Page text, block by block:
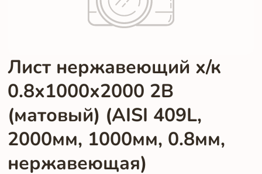
Лист нержавеющий х/к
0.8х1000х2000 2B
(матовый) (AISI 409L,
2000мм, 1000мм, 0.8мм,
нержавеющая)